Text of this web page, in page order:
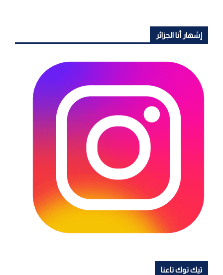
إشهار أنا الجزائر
تيك توك تاعنا